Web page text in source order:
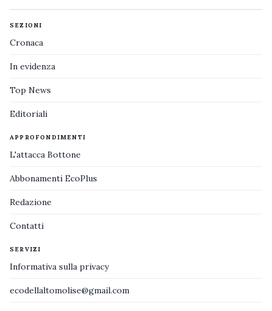
SEZIONI
Cronaca
In evidenza
Top News
Editoriali
APPROFONDIMENTI
L'attacca Bottone
Abbonamenti EcoPlus
Redazione
Contatti
SERVIZI
Informativa sulla privacy
ecodellaltomolise@gmail.com